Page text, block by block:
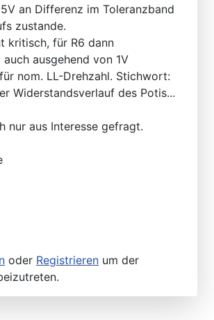
an Differenz im Toleranzband
zustande.
kritisch, für R6 dann
auch ausgehend von 1V
nom. LL-Drehzahl. Stichwort:
Widerstandsverlauf des Potis...
nur aus Interesse gefragt.
oder Registrieren um der